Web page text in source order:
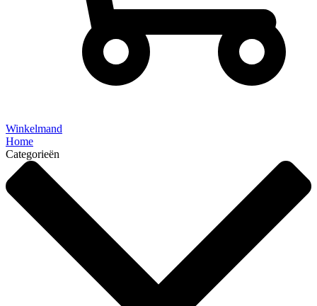
Winkelmand
Home
Categorieën